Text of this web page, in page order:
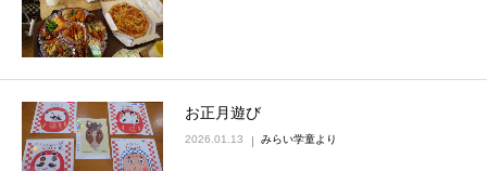
お正月遊び
2026.01.13 みらい学童より